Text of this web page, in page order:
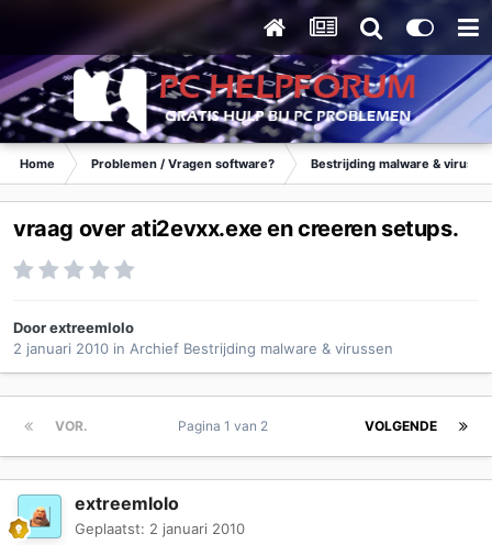
Home Problemen / Vragen software? Bestrijding malware &
vraag over ati2evxx.exe en creeren setups.
Doorextreemlolo
2 januari 2010 in Archief Bestrijding malware & virussen
VOR. VOLGENDE
Pagina 1 van 2
extreemlolo
Geplaatst: 2 januari 2010